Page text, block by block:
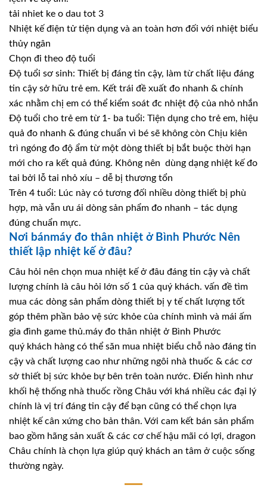
tải nhiet ke o dau tot 3
Nhiệt kế điện tử tiện dụng và an toàn hơn đối với nhiệt biểu
thủy ngân
Chọn đi theo độ tuổi
Độ tuổi sơ sinh: Thiết bị đáng tin cậy, làm từ chất liệu đáng
tin cậy sở hữu trẻ em. Kết trái đề xuất đo nhanh & chính
xác nhằm chị em có thể kiểm soát đc nhiệt độ của nhỏ nhắn
Độ tuổi cho trẻ em từ 1- ba tuổi: Tiện dụng cho trẻ em, hiệu
quả đo nhanh & đúng chuẩn vì bé sẽ không còn Chịu kiên
trì ngóng đo độ ẩm từ một dòng thiết bị bắt buộc thời hạn
mới cho ra kết quả đúng. Không nên dùng dạng nhiệt kế đo
tai bởi lỗ tai nhỏ xíu – dễ bị thương tổn
Trên 4 tuổi: Lúc này có tương đối nhiều dòng thiết bị phù
hợp, mà vẫn ưu ái dòng sản phẩm đo nhanh – tác dụng
đúng chuẩn mực.
Nơi bánmáy đo thân nhiệt ở Bình Phước Nên
thiết lập nhiệt kế ở đâu?
Câu hỏi nên chọn mua nhiệt kế ở đâu đáng tin cậy và chất
lượng chính là câu hỏi lớn số 1 của quý khách. vấn đề tìm
mua các dòng sản phẩm dòng thiết bị y tế chất lượng tốt
góp thêm phần bảo vệ sức khỏe của chính mình và mái ấm
gia đình game thủ.máy đo thân nhiệt ở Bình Phước
quý khách hàng có thể săn mua nhiệt biểu chỗ nào đáng tin
cậy và chất lượng cao như những ngôi nhà thuốc & các cơ
sở thiết bị sức khỏe bự bên trên toàn nước. Điển hình như
khối hệ thống nhà thuốc rồng Châu với khá nhiều các đại lý
chính là vị trí đáng tin cậy để bạn cũng có thể chọn lựa
nhiệt kế cân xứng cho bản thân. Với cam kết bán sản phẩm
bao gồm hãng sản xuất & các cơ chế hậu mãi có lợi, dragon
Châu chính là chọn lựa giúp quý khách an tâm ở cuộc sống
thường ngày.